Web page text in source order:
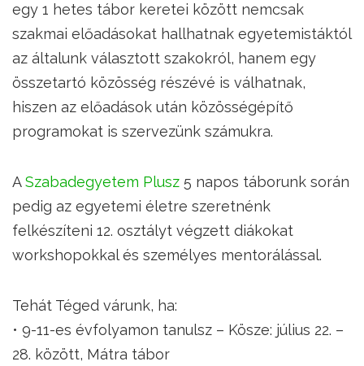
egy 1 hetes tábor keretei között nemcsak
szakmai előadásokat hallhatnak egyetemistáktól
az általunk választott szakokról, hanem egy
összetartó közösség részévé is válhatnak,
hiszen az előadások után közösségépítő
programokat is szervezünk számukra.
ASzabadegyetem Plusz 5 napos táborunk során
pedig az egyetemi életre szeretnénk
felkészíteni 12. osztályt végzett diákokat
workshopokkal és személyes mentorálással.
Tehát Téged várunk, ha:
• 9-11-es évfolyamon tanulsz – Kösze: július 22. –
28. között, Mátra tábor